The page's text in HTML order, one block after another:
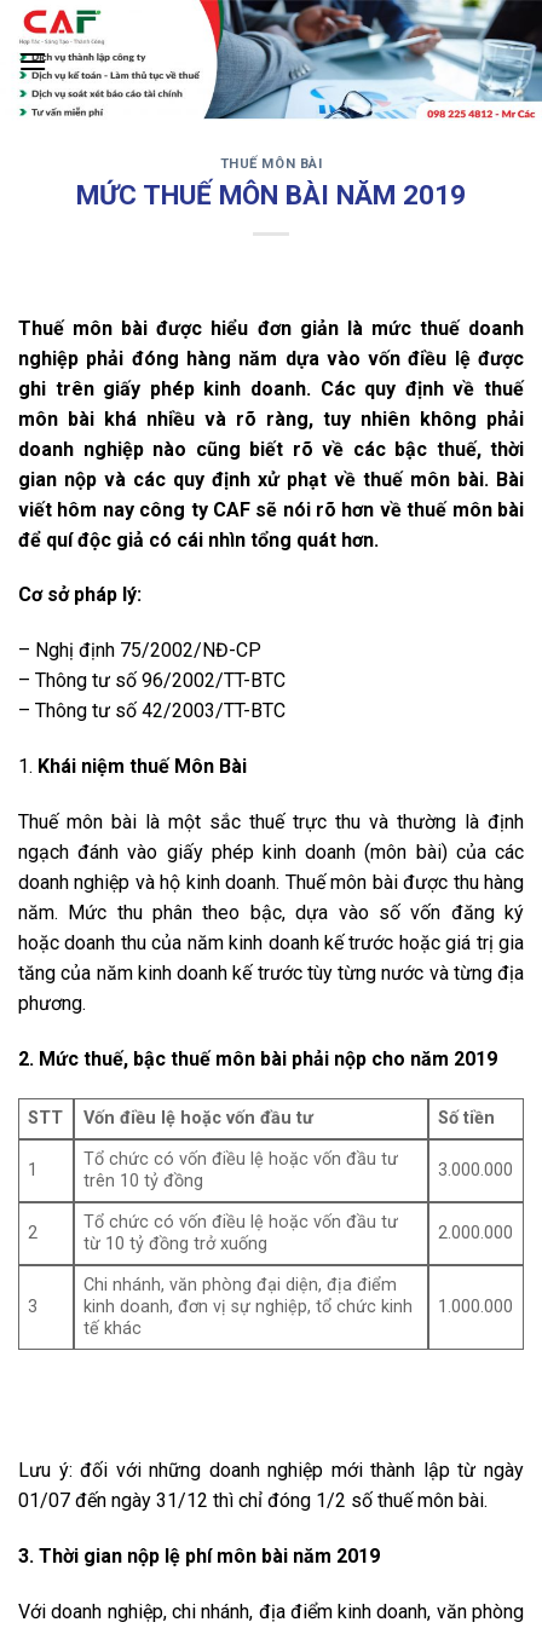
Skip
content
‹ ›
THUẾ MÔN BÀI
MỨC THUẾ MÔN BÀI NĂM 2019
Thuế môn bài được hiểu đơn giản là mức thuế doanh
nghiệp phải đóng hàng năm dựa vào vốn điều lệ được
ghi trên giấy phép kinh doanh. Các quy định về thuế
môn bài khá nhiều và rõ ràng, tuy nhiên không phải
doanh nghiệp nào cũng biết rõ về các bậc thuế, thời
gian nộp và các quy định xử phạt về thuế môn bài. Bài
viết hôm nay công ty CAF sẽ nói rõ hơn về thuế môn bài
để quí độc giả có cái nhìn tổng quát hơn.
Cơ sở pháp lý:
– Nghị định 75/2002/NĐ-CP
– Thông tư số 96/2002/TT-BTC
– Thông tư số 42/2003/TT-BTC
1. Khái niệm thuế Môn Bài
Thuế môn bài là một sắc thuế trực thu và thường là định
ngạch đánh vào giấy phép kinh doanh (môn bài) của các
doanh nghiệp và hộ kinh doanh. Thuế môn bài được thu hàng
năm. Mức thu phân theo bậc, dựa vào số vốn đăng ký
hoặc doanh thu của năm kinh doanh kế trước hoặc giá trị gia
tăng của năm kinh doanh kế trước tùy từng nước và từng địa
phương.
2. Mức thuế, bậc thuế môn bài phải nộp cho năm 2019
STT Vốn điều lệ hoặc vốn đầu tư Số tiền
1
Tổ chức có vốn điều lệ hoặc vốn đầu tư
trên 10 tỷ đồng
3.000.000
2
Tổ chức có vốn điều lệ hoặc vốn đầu tư
từ 10 tỷ đồng trở xuống
2.000.000
3
Chi nhánh, văn phòng đại diện, địa điểm
kinh doanh, đơn vị sự nghiệp, tổ chức kinh
tế khác
1.000.000
Lưu ý: đối với những doanh nghiệp mới thành lập từ ngày
01/07 đến ngày 31/12 thì chỉ đóng 1/2 số thuế môn bài.
3. Thời gian nộp lệ phí môn bài năm 2019
Với doanh nghiệp, chi nhánh, địa điểm kinh doanh, văn phòng